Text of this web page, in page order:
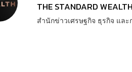
THE STANDARD WEALTH
สำนักข่าวเศรษฐกิจ ธุรกิจ และ